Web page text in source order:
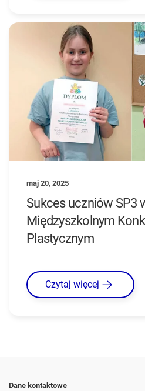
maj 20, 2025
Sukces uczniów SP3
Międzyszkolnym
Plastycznym
Czytaj więcej
Dane kontaktowe